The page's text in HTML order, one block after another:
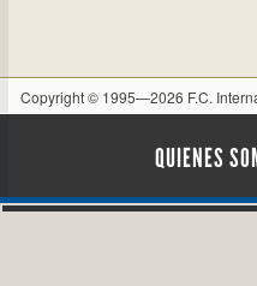
Copyright © 1995—2026 F.C.
QUIENES